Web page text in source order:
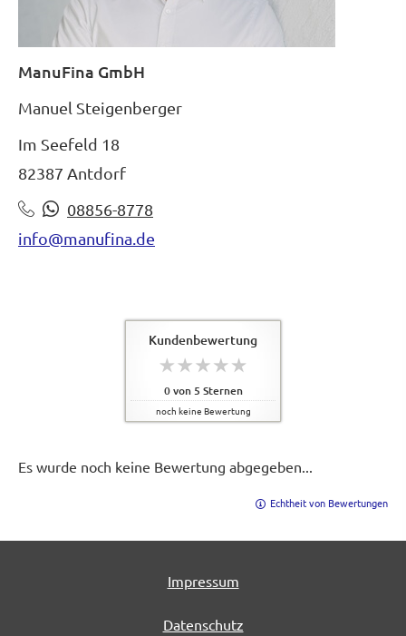
ManuFina GmbH
Manuel Steigenberger
Im Seefeld 18
82387 Antdorf
08856-8778
info@manufina.de
Kundenbewertung
0von5 Sternen
noch keine Bewertung
Es wurde noch keine Bewertung abgegeben...
Echtheit von Bewertungen
Impressum
Datenschutz